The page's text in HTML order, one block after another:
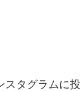
スタグラムに